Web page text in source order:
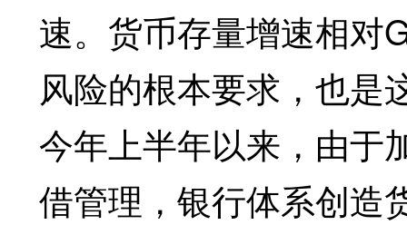
速。货币存量增速相对
风险的根本要求，也是
今年上半年以来，由于
借管理，银行体系创造